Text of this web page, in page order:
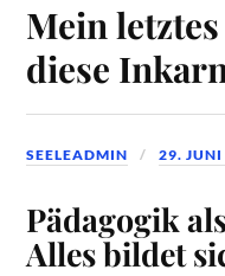
Mein
diese
SEELEADMIN 29.
Pädagogik
Alles bildet